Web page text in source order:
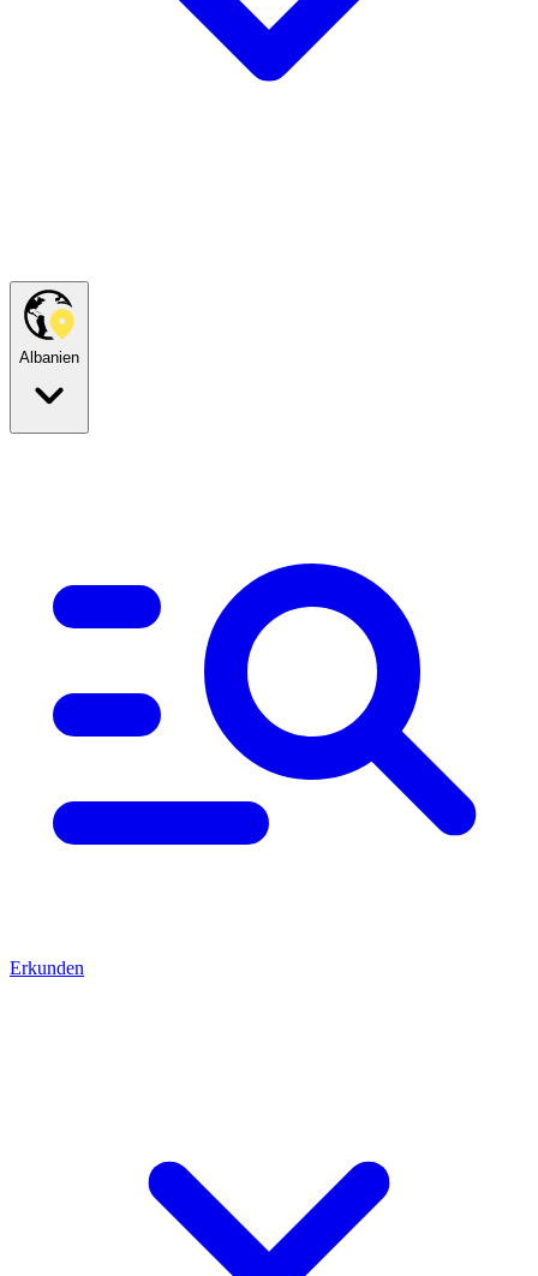
Albanien
Erkunden